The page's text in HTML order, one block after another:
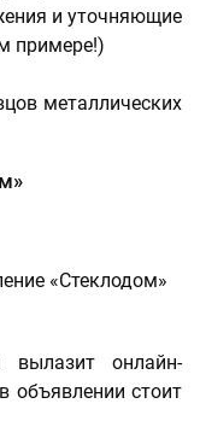
и уточняющие
примере!)
металлических
онлайн-
объявлении стоит